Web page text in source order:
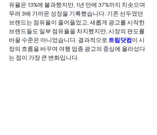
유율은 13%에 불과했지만, 1년 만에 37%까지 치솟으며
무려 3배 가까운 성장을 기록했습니다. 기존 선두였던
브랜드는 점유율이 줄어들었고, 새롭게 광고를 시작한
브랜드들도 일부 점유율을 차지했지만, 시장의 판도를
바꿀 수준은 아니었습니다. 결과적으로 트립닷컴이 시
장의 흐름을 바꾸며 여행 업종 광고의 중심에 올라섰다
는 점이 가장 큰 변화입니다.